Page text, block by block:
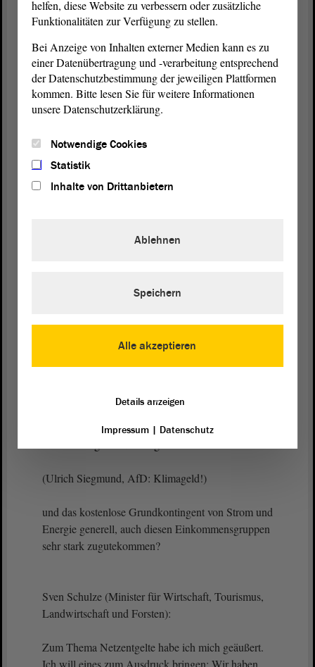
Das werden wir auch gemeinsam mit Ihnen
zumindest im Rahmen dessen, was wir tun können,
wissen alle, dass Berlin und Brüssel einen sehr viel
größeren Einfluss darauf haben.
Ich freue mich auf die Diskussion im
Silbersack, FDP)
Kerstin Eisenreich (DIE LINKE):
darin zu, dass die Maßnahmen, die wir vorschlagen,
z. B. das einkommensgerechte Klimageld, die
(Ulrich Siegmund, AfD: Klimageld!)
und das kostenlose Grundkontingent von Strom und
Energie generell, auch diesen Einkommensgruppen
sehr stark zugutekommen?
Sven Schulze (Minister für Wirtschaft, Tourismus,
Landwirtschaft und Forsten):
Zum Thema Netzentgelte habe ich mich geäußert.
Ich will eines zum Ausdruck bringen: Wir haben
helfen, diese Website zu verbessern oder zusätzliche
Funktionalitäten zur Verfügung zu stellen.
Bei Anzeige von Inhalten externer Medien kann es zu
einer Datenübertragung und -verarbeitung entsprechend
der Datenschutzbestimmung der jeweiligen Plattformen
kommen. Bitte lesen Sie für weitere Informationen
unsere Datenschutzerklärung.
Notwendige Cookies
Statistik
Inhalte von Drittanbietern
Alle akzeptieren
Ablehnen
Speichern
Details anzeigen
Impressum| Datenschutz